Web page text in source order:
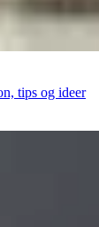
tips og ideer